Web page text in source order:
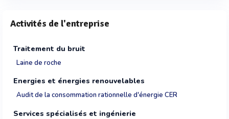
Activités de l'entreprise
Traitement du bruit
Laine de roche
Energies et énergies renouvelables
Audit de la consommation rationnelle d'énergie CER
Services spécialisés et ingénierie